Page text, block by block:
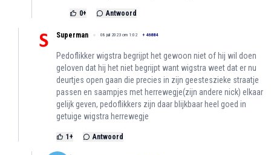
0+ Antwoord
Superman 08 juli 2023 om 1:02 + 46884
Pedoflikker wigstra begrijpt het gewoon niet of hij wil doen
geloven dat hij het niet begrijpt want wigstra weet dat er nu
deurtjes open gaan die precies in zijn geesteszieke straatje
passen en saampjes met herrewegje(zijn andere nick) elkaar
gelijk geven, pedoflikkers zijn daar blijkbaar heel goed in
getuige wigstra herrewegje
1 + Antwoord